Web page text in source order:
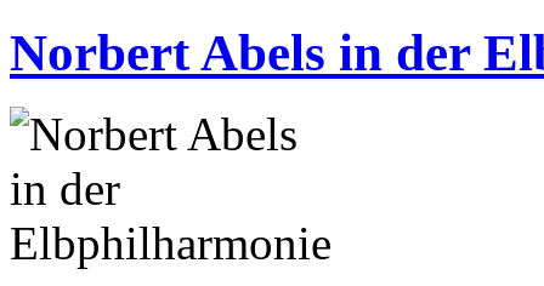
Norbert Abels in der